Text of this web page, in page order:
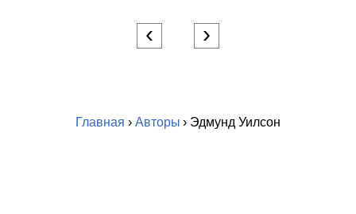
‹ ›
Главная › Авторы › Эдмунд Уилсон